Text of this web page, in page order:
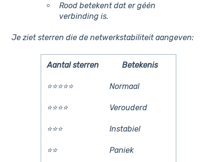
Rood betekent dat er géén
verbinding is.
Je ziet sterren die de netwerkstabiliteit aangeven:
Aantal sterren Betekenis
⭐⭐⭐⭐⭐ Normaal
⭐⭐⭐⭐ Verouderd
⭐⭐⭐ Instabiel
⭐⭐ Paniek